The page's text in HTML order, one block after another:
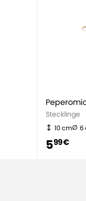
Stecklinge
10 cm 6
599 €